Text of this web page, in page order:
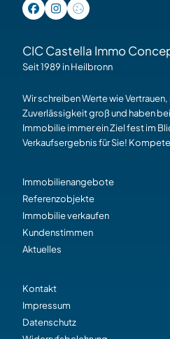
CIC Castella Immo
Seit 1989 in Heilbronn
Wir schreiben Werte wie
Zuverlässigkeit groß und haben
Immobilie immer ein Ziel fest im
Verkaufsergebnis für Sie!
Immobilienangebote
Referenzobjekte
Immobilie verkaufen
Kundenstimmen
Aktuelles
Kontakt
Impressum
Datenschutz